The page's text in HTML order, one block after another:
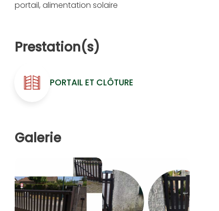
portail, alimentation solaire
Prestation(s)
PORTAIL ET CLÔTURE
Galerie